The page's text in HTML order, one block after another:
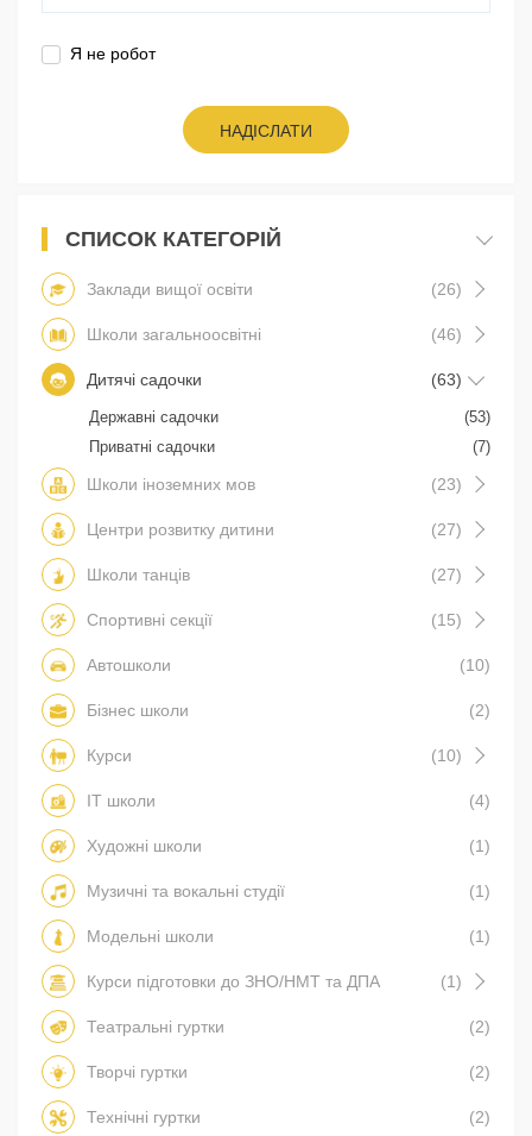
Я не робот
НАДІСЛАТИ
СПИСОК КАТЕГОРІЙ
Заклади вищої освіти (26)
Школи загальноосвітні (46)
Дитячі садочки (63)
Державні садочки
(53)
Приватні садочки
(7)
Школи іноземних мов (23)
Центри розвитку дитини (27)
Школи танців (27)
Спортивні секції (15)
Автошколи (10)
Бізнес школи (2)
Курси (10)
IT школи (4)
Художні школи (1)
Музичні та вокальні студії (1)
Модельні школи (1)
Курси підготовки до ЗНО/НМТ та ДПА (1)
Театральні гуртки (2)
Творчі гуртки (2)
Технічні гуртки (2)